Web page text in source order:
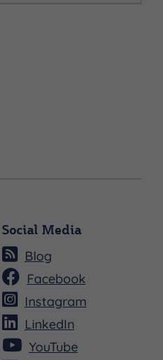
Social Media
Blog
Facebook
Instagram
LinkedIn
YouTube